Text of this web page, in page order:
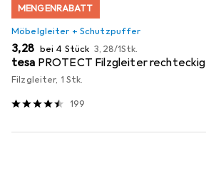
MENGENRABATT
Möbelgleiter + Schutzpuffer
EUR
3,28 bei 4 Stück EUR
3,28/1Stk.
tesa PROTECT Filzgleiter rechteckig
Filzgleiter, 1 Stk.
199